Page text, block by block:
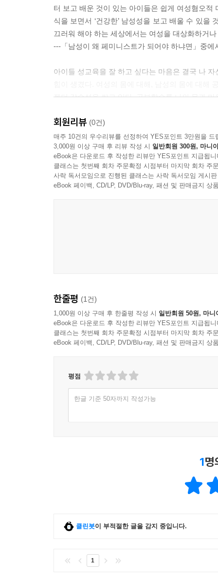
터 보고 배운 것이 있는 아이들은 쉽게 여성혐오
식을 보면서 ‘건강한’ 남성성을 보고 배울 수 있을
끄러워 해야 하는 세상에서는 여성을 대상화하거
---「남성이 왜 페미니스트가 되어야 하냐면」중에
아이들 성교육을 잘 하고 싶다는 마음은 결국 나
젠더 감수성을 쌓고 있다. 공부할수록 나의 몸과
도 조금 더 자유로운 사람이 되어가고 있다.
---「자연스러운 성적 대화를 꿈꾸며」중에서
세상이 바뀌려면 더 많이 가진 쪽이 더 불편해져
들이고, 지금 쥐고 있는 것들을 좀 더 내려놓아야
이 탁월하고, 편견이 적으며, 정의감이 강하다. 변
회원리뷰 (0건)
매주 10건의 우수리뷰를 선정하여 YES포인트 3만원을 드
3,000원 이상 구매 후 리뷰 작성 시 일반회원 300원, 마니
eBook은 다운로드 후 작성한 리뷰만 YES포인트 지급됩니
클래스는 첫번째 회차 주문확정 시점부터 마지막 회차 주
사락 독서모임으로 진행된 클래스는 사락 독서모임 게시
eBook 페이백, CD/LP, DVD/Blu-ray, 패션 및 판매금지 상
한줄평 (1건)
1,000원 이상 구매 후 한줄평 작성 시 일반회원 50원, 마니
eBook은 다운로드 후 작성한 리뷰만 YES포인트 지급됩니
클래스는 첫번째 회차 주문확정 시점부터 마지막 회차 주
eBook 페이백, CD/LP, DVD/Blu-ray, 패션 및 판매금지 상
평점
한글 기준 50자까지 작성가능
1명
클린봇이 부적절한 글을 감지 중입니다.
1